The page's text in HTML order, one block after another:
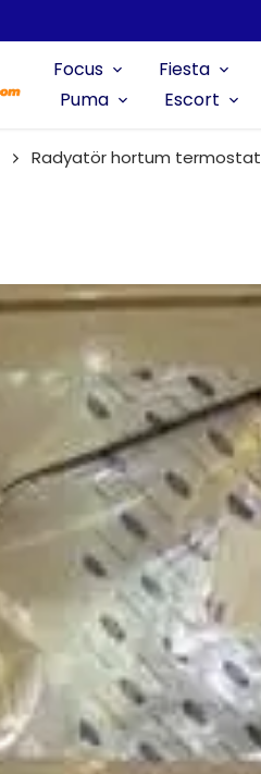
Focus Fiesta
Puma
Escort
Radyatör hortum termostat